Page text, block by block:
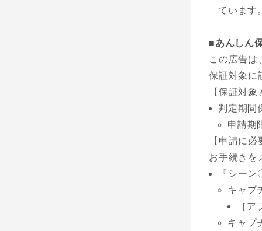
ています
■あんしん
この広告は
保証対象に
【保証対
判定期間
申請期
【申請に
お手続きを
『シー
キャプ
［
キャプ